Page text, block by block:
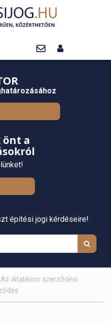
a
építési jogi kérdéseire!
Az általános szerződési